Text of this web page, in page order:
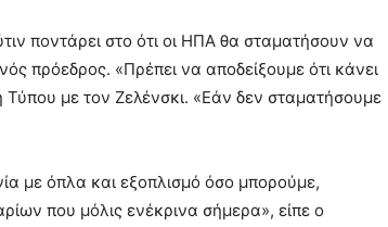
ποντάρει στο ότι οι ΗΠΑ θα σταματήσουν να
πρόεδρος. «Πρέπει να αποδείξουμε ότι κάνει
με τον Ζελένσκι. «Εάν δεν σταματήσουμε
με όπλα και εξοπλισμό όσο μπορούμε,
που μόλις ενέκρινα σήμερα», είπε ο